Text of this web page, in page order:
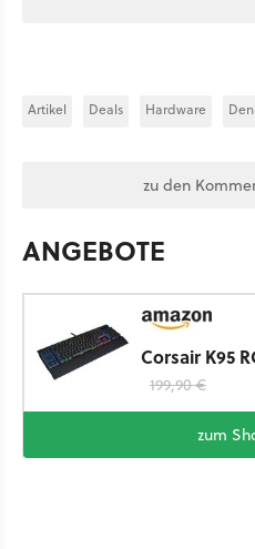
Artikel Deals Hardware
zu den
ANGEBOTE
Corsair K95
199,90 €
zum